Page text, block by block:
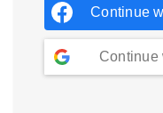
Continue
Continue